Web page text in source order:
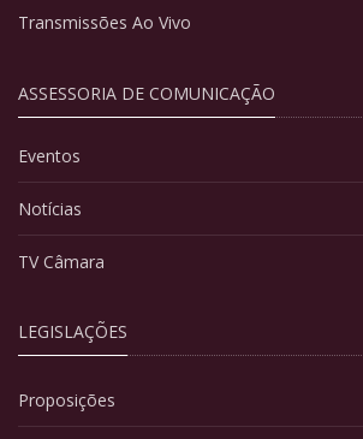
Transmissões Ao Vivo
ASSESSORIA DE COMUNICAÇÃO
Eventos
Notícias
TV Câmara
LEGISLAÇÕES
Proposições